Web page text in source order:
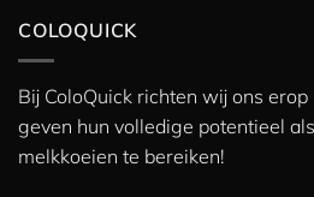
COLOQUICK
Bij ColoQuick richten wij ons
geven hun volledige potentieel
melkkoeien te bereiken!